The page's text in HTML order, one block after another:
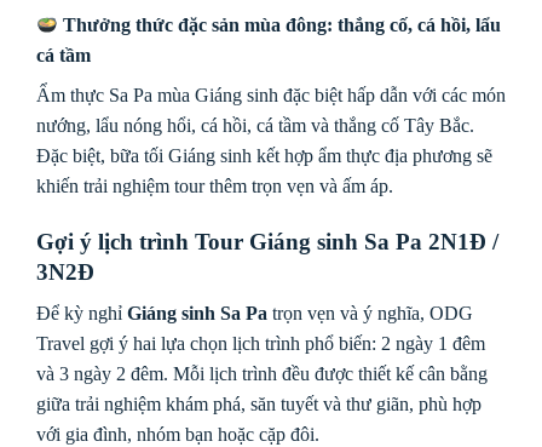
Thưởng thức đặc sản mùa đông: thắng cố, cá hồi, lẩu
cá tầm
Ẩm thực Sa Pa mùa Giáng sinh đặc biệt hấp dẫn với các món
nướng, lẩu nóng hổi, cá hồi, cá tầm và thắng cố Tây Bắc.
Đặc biệt, bữa tối Giáng sinh kết hợp ẩm thực địa phương sẽ
khiến trải nghiệm tour thêm trọn vẹn và ấm áp.
Gợi ý lịch trình Tour Giáng sinh Sa Pa 2N1Đ /
3N2Đ
Để kỳ nghỉ Giáng sinh Sa Pa trọn vẹn và ý nghĩa, ODG
Travel gợi ý hai lựa chọn lịch trình phổ biến: 2 ngày 1 đêm
và 3 ngày 2 đêm. Mỗi lịch trình đều được thiết kế cân bằng
giữa trải nghiệm khám phá, săn tuyết và thư giãn, phù hợp
với gia đình, nhóm bạn hoặc cặp đôi.